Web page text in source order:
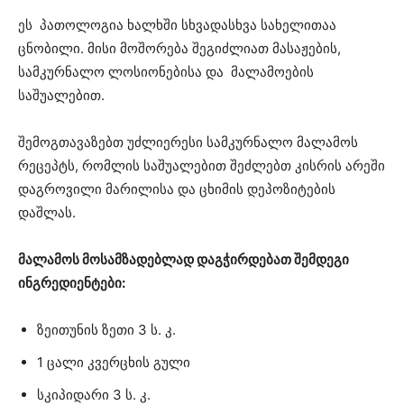
ეს პათოლოგია ხალხში სხვადასხვა სახელითაა
ცნობილი. მისი მოშორება შეგიძლიათ მასაჟების,
სამკურნალო ლოსიონებისა და მალამოების
საშუალებით.
შემოგთავაზებთ უძლიერესი სამკურნალო მალამოს
რეცეპტს, რომლის საშუალებით შეძლებთ კისრის არეში
დაგროვილი მარილისა და ცხიმის დეპოზიტების
დაშლას.
მალამოს მოსამზადებლად დაგჭირდებათ შემდეგი
ინგრედიენტები:
ზეითუნის ზეთი 3 ს. კ.
1 ცალი კვერცხის გული
სკიპიდარი 3 ს. კ.